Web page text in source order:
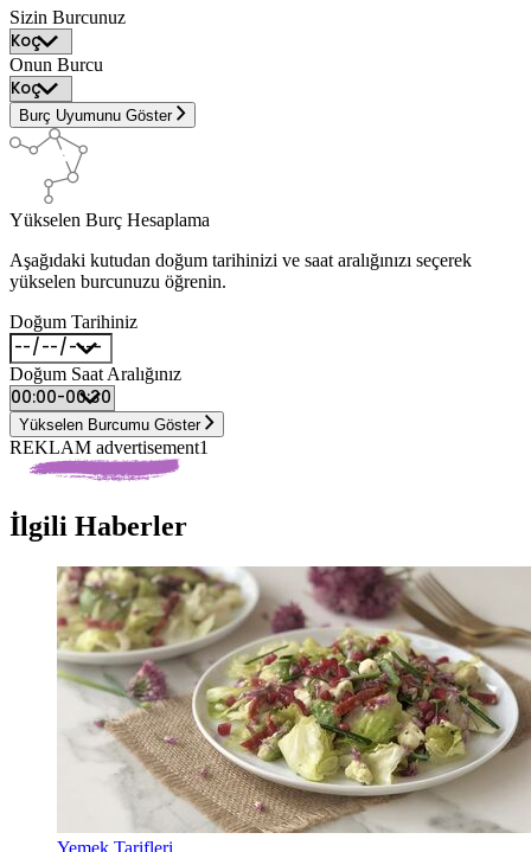
Sizin Burcunuz
Onun Burcu
Burç Uyumunu Göster
Yükselen Burç Hesaplama
Aşağıdaki kutudan doğum tarihinizi ve saat aralığınızı seçerek
yükselen burcunuzu öğrenin.
Doğum Tarihiniz
Doğum Saat Aralığınız
Yükselen Burcumu Göster
REKLAM advertisement1
İlgili Haberler
Yemek Tarifleri